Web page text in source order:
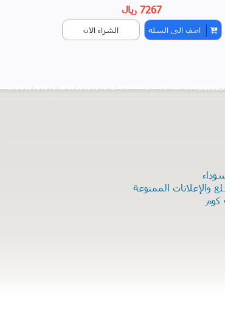
7267 ريال
اضف الى السله الشراء الان
والإعلانات الممنوعة